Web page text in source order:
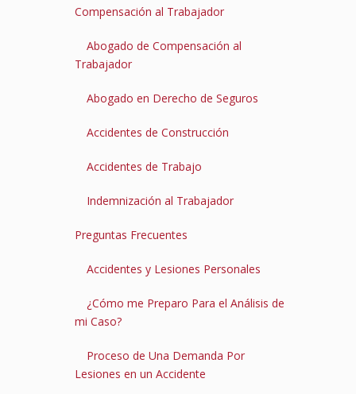
Compensación al Trabajador
Abogado de Compensación al
Trabajador
Abogado en Derecho de Seguros
Accidentes de Construcción
Accidentes de Trabajo
Indemnización al Trabajador
Preguntas Frecuentes
Accidentes y Lesiones Personales
¿Cómo me Preparo Para el Análisis de
mi Caso?
Proceso de Una Demanda Por
Lesiones en un Accidente